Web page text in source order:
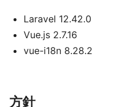
Laravel 12.42.0
Vue.js 2.7.16
vue-i18n 8.28.2
方針